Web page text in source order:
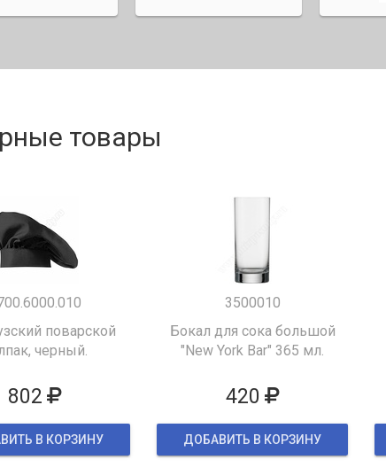
товары
поварской
черный.
802
В КОРЗИНУ
3500010
Бокал для сока большой
"New York Bar" 365 мл.
420
ДОБАВИТЬ В КОРЗИНУ